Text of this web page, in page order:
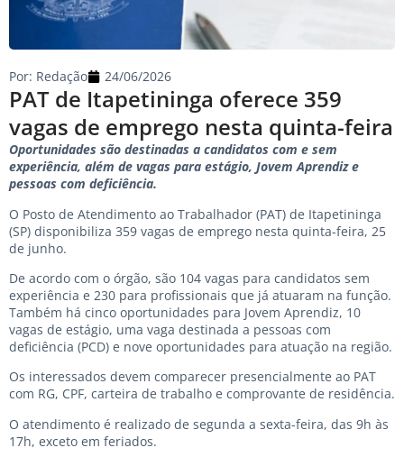
PAT de Itapetininga oferece 359
vagas de emprego nesta quinta-feira
Por: Redação 24/06/2026
Oportunidades são destinadas a candidatos com e sem
experiência, além de vagas para estágio, Jovem Aprendiz e
pessoas com deficiência.
O Posto de Atendimento ao Trabalhador (PAT) de Itapetininga
(SP) disponibiliza 359 vagas de emprego nesta quinta-feira, 25
de junho.
De acordo com o órgão, são 104 vagas para candidatos sem
experiência e 230 para profissionais que já atuaram na função.
Também há cinco oportunidades para Jovem Aprendiz, 10
vagas de estágio, uma vaga destinada a pessoas com
deficiência (PCD) e nove oportunidades para atuação na região.
Os interessados devem comparecer presencialmente ao PAT
com RG, CPF, carteira de trabalho e comprovante de residência.
O atendimento é realizado de segunda a sexta-feira, das 9h às
17h, exceto em feriados.